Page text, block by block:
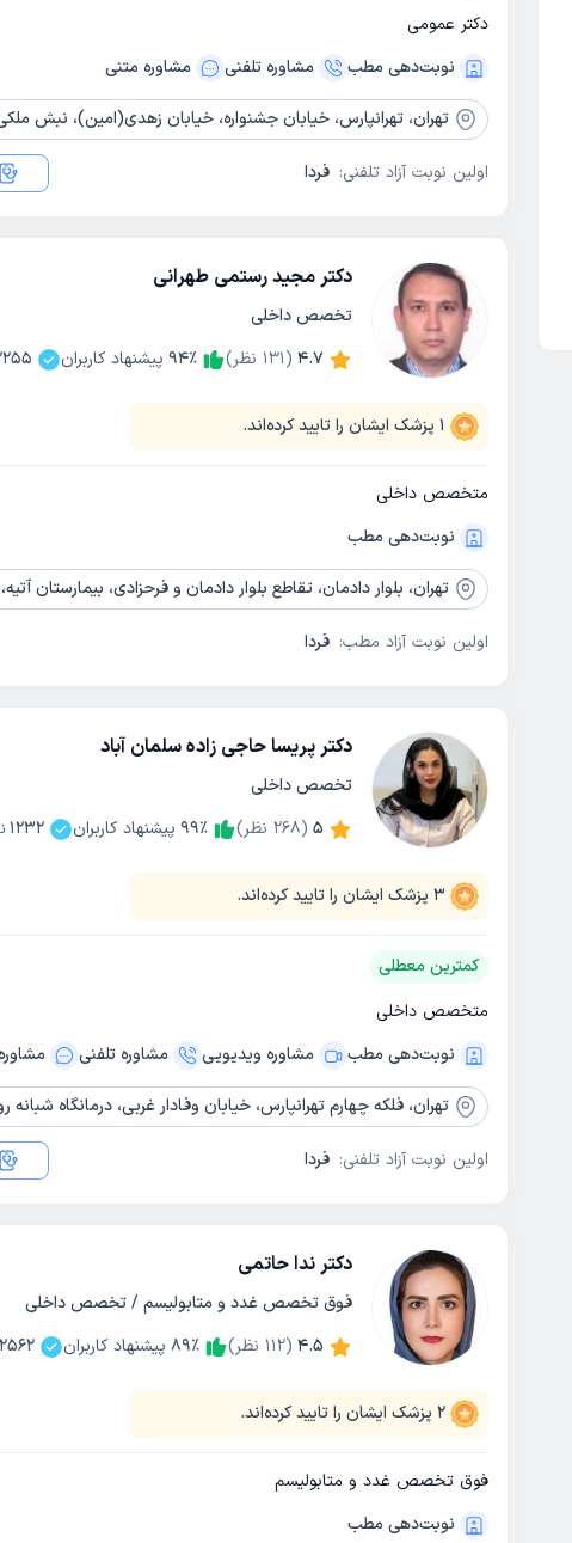
دکتر عمومی
نوبت‌دهی مطب
مشاوره‌ تلفنی مشاوره‌ متنی
تهران، تهرانپارس، خیابان جشنواره، خیابان زهدی(امین)، نبش ملکی (کوچه مخابرات)،
اولین نوبت آزاد تلفنی: فردا
دکتر مجید رستمی طهرانی
تخصص داخلی
4.7
(
131 نظر) 94٪ پیشنهاد کاربران
1 پزشک ایشان را تایید کرده‌اند.
متخصص داخلی
نوبت‌دهی مطب
تهران، بلوار دادمان، تقاطع بلوار دادمان و فرحزادی، بیمارستان
اولین نوبت آزاد مطب: فردا
دکتر پریسا حاجی زاده سلمان آباد
تخصص داخلی
5
(
268 نظر) 99٪ پیشنهاد کاربران 1232
3 پزشک ایشان را تایید کرده‌اند.
کمترین معطلی
متخصص داخلی
نوبت‌دهی مطب
مشاوره‌ تلفنی مشاوره ویدیویی
تهران، فلکه چهارم تهرانپارس، خیابان وفادار غربی، درمانگاه شبانه
اولین نوبت آزاد تلفنی: فردا
دکتر ندا حاتمی
فوق تخصص غدد و متابولیسم / تخصص داخلی
4.5
(
112 نظر) 89٪ پیشنهاد کاربران 2562
2 پزشک ایشان را تایید کرده‌اند.
فوق تخصص غدد و متابولیسم
نوبت‌دهی مطب